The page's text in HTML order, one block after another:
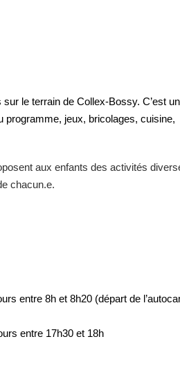
le terrain de Collex-Bossy. C’est
programme, jeux, bricolages, cuisine,
aux enfants des activités
chacun.e.
entre 8h et 8h20 (départ de
entre 17h30 et 18h